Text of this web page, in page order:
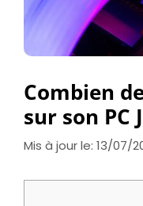
Combien
sur son PC
Mis à jour le: 13/07/